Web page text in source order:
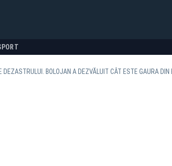
DEZASTRULUI. BOLOJAN A DEZVĂLUIT CÂT ESTE GAURA DIN